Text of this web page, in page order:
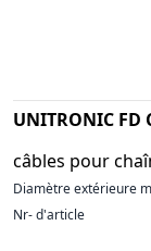
UNITRONIC FD
câbles pour
Diamètre extérieure
Nr- d'article